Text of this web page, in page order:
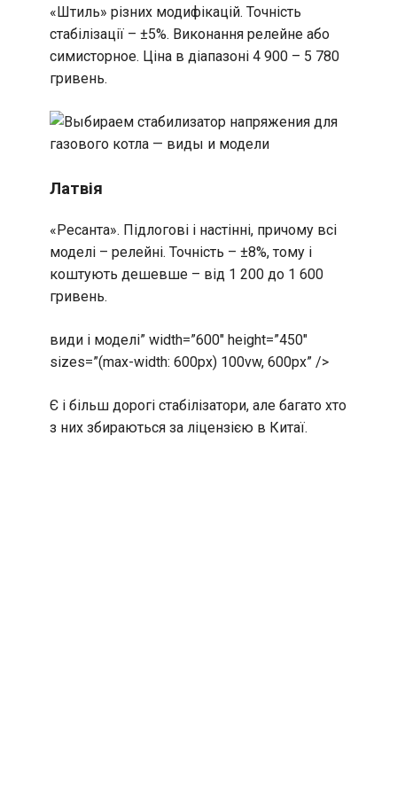
«Штиль» різних модифікацій. Точність
стабілізації – ±5%. Виконання релейне або
симисторное. Ціна в діапазоні 4 900 – 5 780
гривень.
Латвія
«Ресанта». Підлогові і настінні, причому всі
моделі – релейні. Точність – ±8%, тому і
коштують дешевше – від 1 200 до 1 600
гривень.
види і моделі” width=”600″ height=”450″
sizes=”(max-width: 600px) 100vw, 600px” />
Є і більш дорогі стабілізатори, але багато хто
з них збираються за ліцензією в Китаї.